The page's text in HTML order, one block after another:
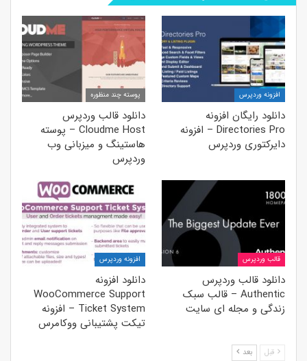
افزونه وردپرس
دانلود رایگان افزونه
Directories Pro – افزونه
دایرکتوری وردپرس
پوسته چند منظوره
دانلود قالب وردپرس
Cloudme Host – پوسته
هاستینگ و میزبانی وب
وردپرس
قالب وردپرس
دانلود قالب وردپرس
Authentic – قالب سبک
زندگی و مجله ای سایت
افزونه وردپرس
دانلود افزونه
WooCommerce Support
Ticket System – افزونه
تیکت پشتیبانی ووکامرس
قبل بعد